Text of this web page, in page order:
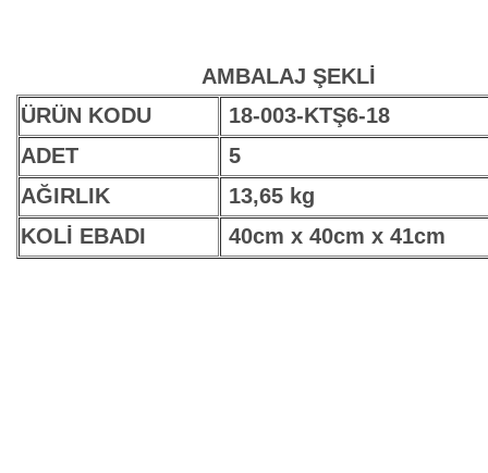
AMBALAJ ŞEKLİ
ÜRÜN KODU
18-003-KTŞ6-18
ADET
5
AĞIRLIK
13,65 kg
KOLİ EBADI
40cm x 40cm x 41cm